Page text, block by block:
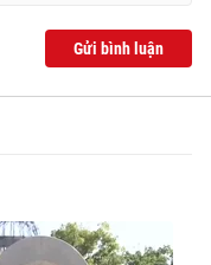
Gửi bình luận